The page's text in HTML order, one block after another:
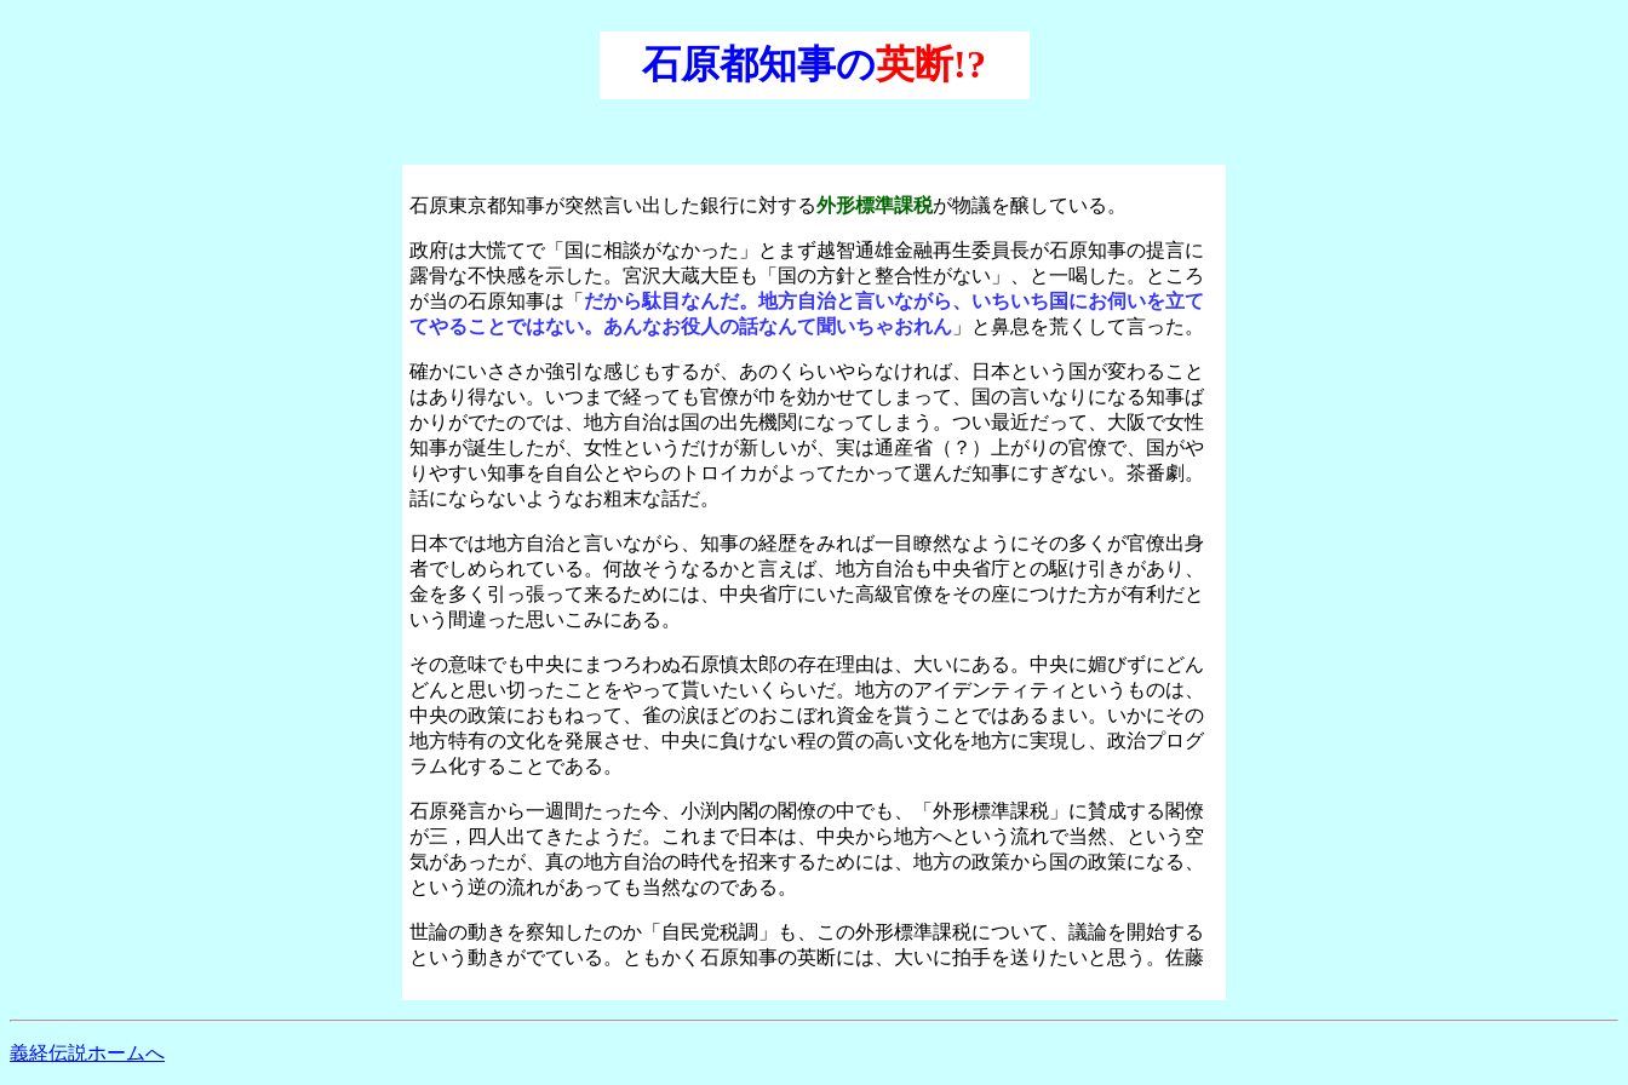
石原都知事の英断!?
石原東京都知事が突然言い出した銀行に対する外形標準課税が物議を醸している。
政府は大慌てで「国に相談がなかった」とまず越智通雄金融再生委員長が石原知事の提言に
露骨な不快感を示した。宮沢大蔵大臣も「国の方針と整合性がない」、と一喝した。ところ
が当の石原知事は「 だから駄目なんだ。地方自治と言いながら、いちいち国にお伺いを立て
てやることではない。あんなお役人の話なんて聞いちゃおれん 」と鼻息を荒くして言った。
確かにいささか強引な感じもするが、あのくらいやらなければ、日本という国が変わること
はあり得ない。いつまで経っても官僚が巾を効かせてしまって、国の言いなりになる知事ば
かりがでたのでは、地方自治は国の出先機関になってしまう。つい最近だって、大阪で女性
知事が誕生したが、女性というだけが新しいが、実は通産省（？）上がりの官僚で、国がや
りやすい知事を自自公とやらのトロイカがよってたかって選んだ知事にすぎない。茶番劇。
話にならないようなお粗末な話だ。
日本では地方自治と言いながら、知事の経歴をみれば一目瞭然なようにその多くが官僚出身
者でしめられている。何故そうなるかと言えば、地方自治も中央省庁との駆け引きがあり、
金を多く引っ張って来るためには、中央省庁にいた高級官僚をその座につけた方が有利だと
いう間違った思いこみにある。
その意味でも中央にまつろわぬ石原慎太郎の存在理由は、大いにある。中央に媚びずにどん
どんと思い切ったことをやって貰いたいくらいだ。地方のアイデンティティというものは、
中央の政策におもねって、雀の涙ほどのおこぼれ資金を貰うことではあるまい。いかにその
地方特有の文化を発展させ、中央に負けない程の質の高い文化を地方に実現し、政治プログ
ラム化することである。
石原発言から一週間たった今、小渕内閣の閣僚の中でも、「外形標準課税」に賛成する閣僚
が三，四人出てきたようだ。これまで日本は、中央から地方へという流れで当然、という空
気があったが、真の地方自治の時代を招来するためには、地方の政策から国の政策になる、
という逆の流れがあっても当然なのである。
世論の動きを察知したのか「自民党税調」も、この外形標準課税について、議論を開始する
という動きがでている。ともかく石原知事の英断には、大いに拍手を送りたいと思う。佐藤
義経伝説ホームへ